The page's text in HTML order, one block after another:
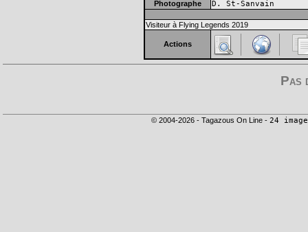
Photographe D. St-Sanvain
Visiteur à Flying Legends 2019
Actions
Pas
© 2004-2026 - Tagazous On Line - 24